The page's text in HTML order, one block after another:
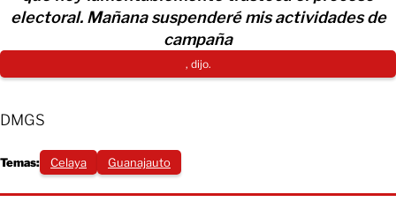
electoral. Mañana suspenderé mis actividades de
campaña
, dijo.
DMGS
Temas: Celaya Guanajauto